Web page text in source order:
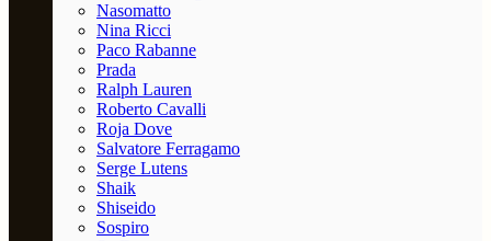
Nasomatto
Nina Ricci
Paco Rabanne
Prada
Ralph Lauren
Roberto Cavalli
Roja Dove
Salvatore Ferragamo
Serge Lutens
Shaik
Shiseido
Sospiro